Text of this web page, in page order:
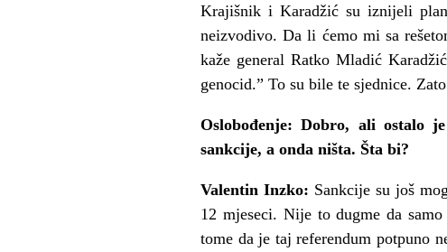
Krajišnik i Karadžić su iznijeli
neizvodivo. Da li ćemo mi sa
kaže general Ratko Mladić
genocid.” To su bile te sjednice.
Oslobođenje: Dobro, ali ostalo
sankcije, a onda ništa. Šta bi?
Valentin Inzko: Sankcije su još
12 mjeseci. Nije to dugme da
tome da je taj referendum potpuno